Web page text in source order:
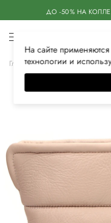
ДО -50% НА
Главная Женская Обувь
На сайте применяются
технологии и